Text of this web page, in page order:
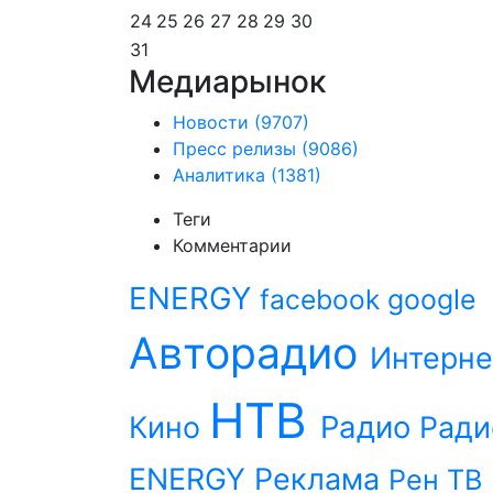
24 25 26 27 28 29 30
31
Медиарынок
Новости (9707)
Пресс релизы (9086)
Аналитика (1381)
Теги
Комментарии
ENERGY facebook google
Авторадио
Кино НТВ Радио
ENERGY Реклама Рен ТВ